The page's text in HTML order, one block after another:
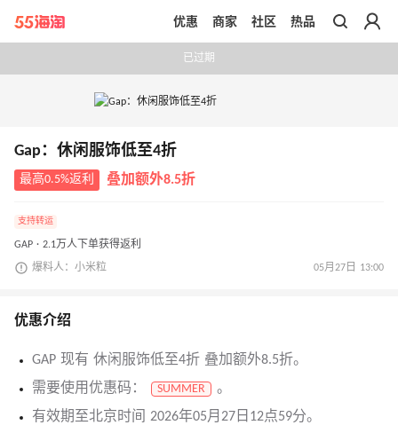
带你去官网买正品
优惠 商家 社区 热品
已过期
Gap：休闲服饰低至4折
最高0.5%返利 叠加额外8.5折
支持转运
GAP · 2.1万人下单获得返利
爆料人：小米粒 05月27日 13:00
优惠介绍
GAP 现有 休闲服饰低至4折 叠加额外8.5折。
需要使用优惠码：
SUMMER
。
有效期至北京时间 2026年05月27日12点59分。